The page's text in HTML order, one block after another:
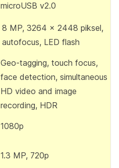
microUSB v2.0
8 MP, 3264 x 2448 piksel,
autofocus, LED flash
Geo-tagging, touch focus,
face detection, simultaneous
HD video and image
recording, HDR
1080p
1.3 MP, 720p